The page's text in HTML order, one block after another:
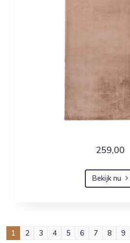
259,00
Bekijk nu
1 2 3 4 5 6 7 8 9